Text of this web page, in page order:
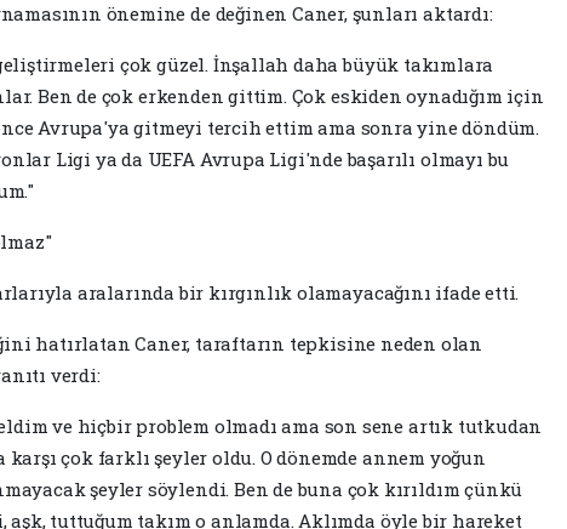
önemine de değinen Caner, şunları aktardı:
çok güzel. İnşallah daha büyük takımlara
Ben de çok erkenden gittim. Çok eskiden oynadığım için
Avrupa'ya gitmeyi tercih ettim ama sonra yine döndüm.
Ligi ya da UEFA Avrupa Ligi'nde başarılı olmayı bu
aralarında bir kırgınlık olamayacağını ifade etti.
hatırlatan Caner, taraftarın tepkisine neden olan
verdi:
ve hiçbir problem olmadı ama son sene artık tutkudan
çok farklı şeyler oldu. O dönemde annem yoğun
şeyler söylendi. Ben de buna çok kırıldım çünkü
tuttuğum takım o anlamda. Aklımda öyle bir hareket